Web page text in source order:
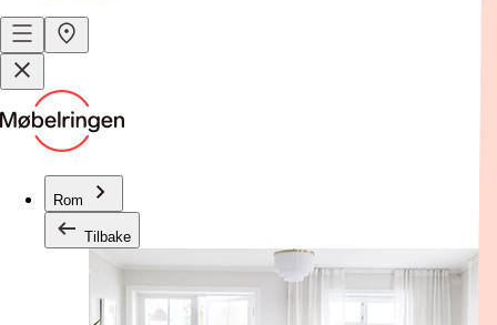
Rom
Tilbake